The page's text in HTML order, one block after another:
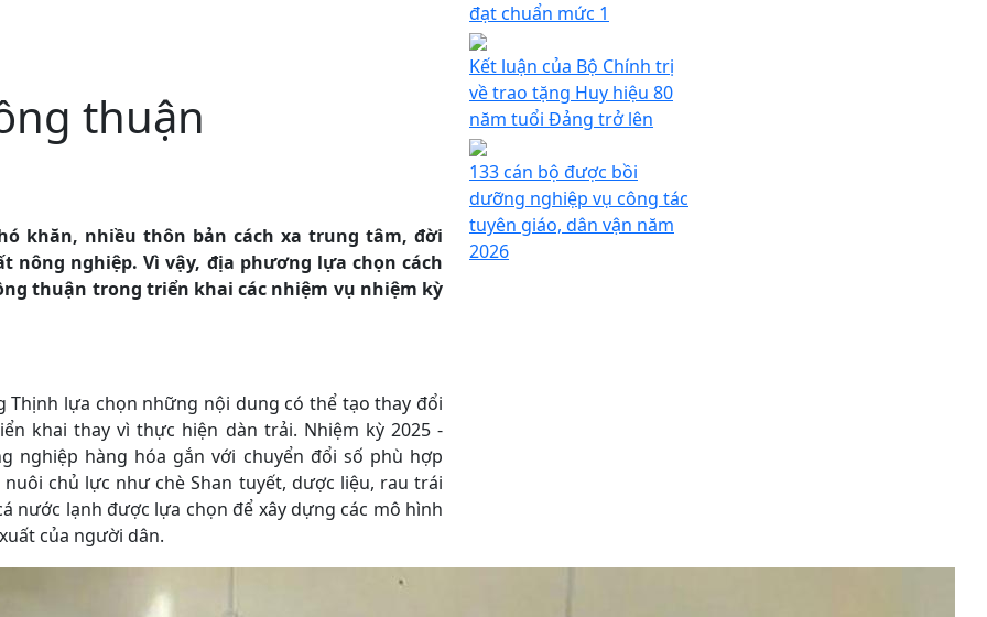
thuận
khăn, nhiều thôn bản cách xa trung tâm, đời
nông nghiệp. Vì vậy, địa phương lựa chọn cách
thuận trong triển khai các nhiệm vụ nhiệm kỳ
Thịnh lựa chọn những nội dung có thể tạo thay đổi
khai thay vì thực hiện dàn trải. Nhiệm kỳ 2025 -
nghiệp hàng hóa gắn với chuyển đổi số phù hợp
chủ lực như chè Shan tuyết, dược liệu, rau trái
nước lạnh được lựa chọn để xây dựng các mô hình
của người dân.
đạt chuẩn mức 1
Kết luận của Bộ Chính trị
về trao tặng Huy hiệu 80
năm tuổi Đảng trở lên
133 cán bộ được bồi
dưỡng nghiệp vụ công tác
tuyên giáo, dân vận năm
2026